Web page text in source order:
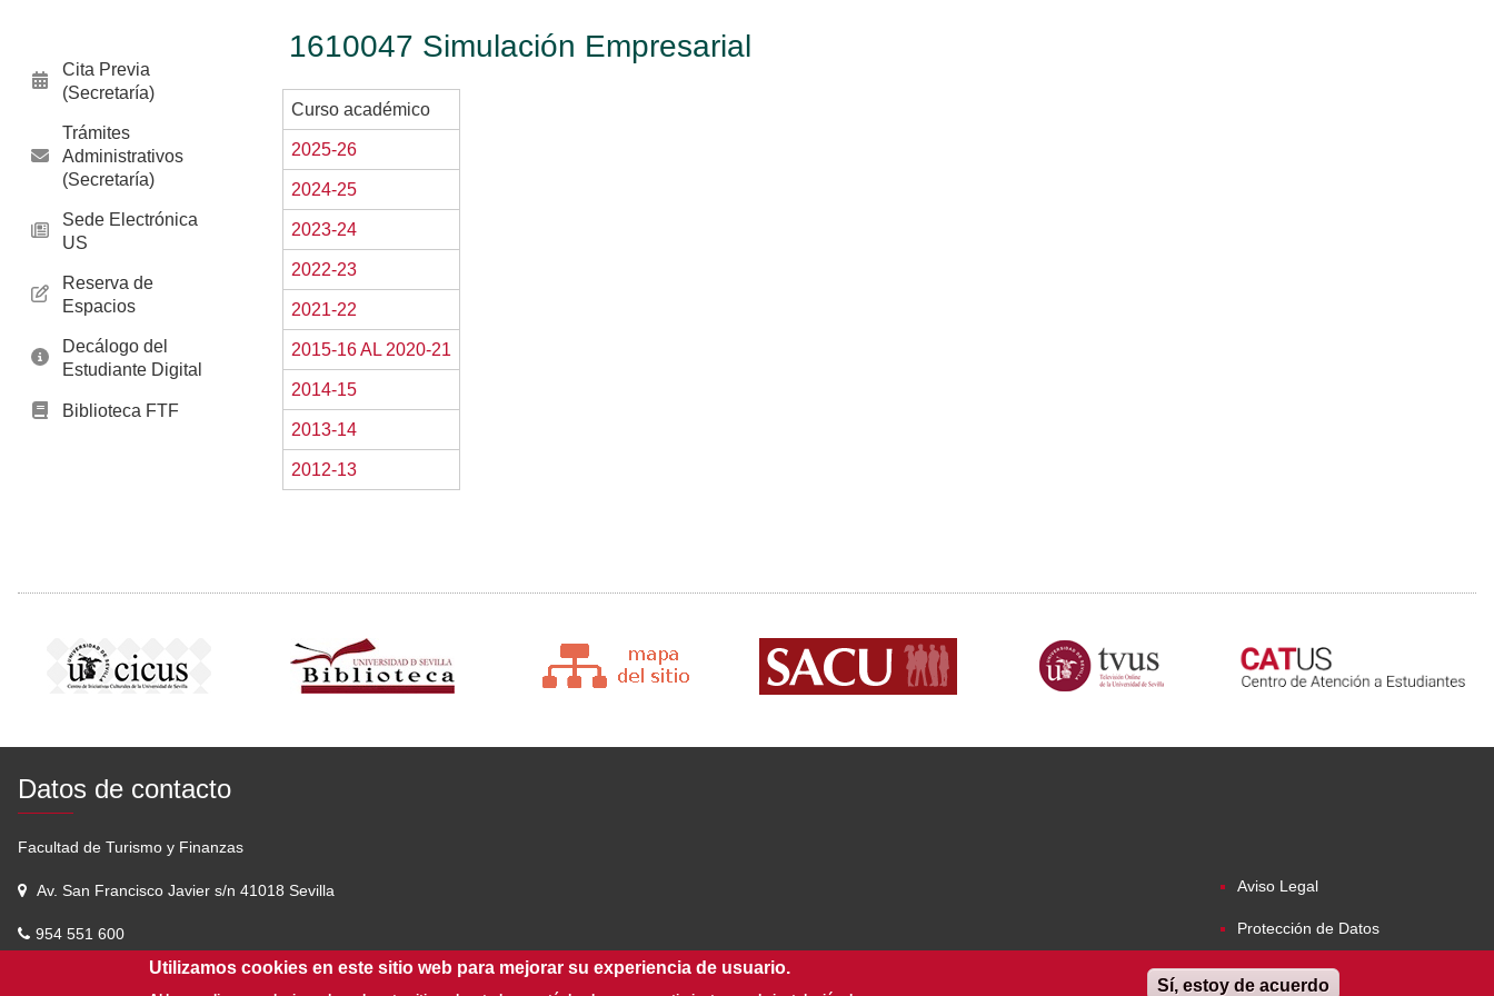
1610047 Simulación Empresarial
Curso académico
2025-26
2024-25
2023-24
2022-23
2021-22
2015-16 AL 2020-21
2014-15
2013-14
2012-13
Cita Previa
(Secretaría)
Trámites
Administrativos
(Secretaría)
Sede Electrónica
US
Reserva de
Espacios
Decálogo del
Estudiante Digital
Biblioteca FTF
Datos de contacto
Facultad de Turismo y Finanzas
Av. San Francisco Javier s/n 41018 Sevilla
954 551 600
Aviso Legal
Protección de Datos
Accesibilidad
Utilizamos cookies en este sitio web para mejorar su experiencia de usuario.
Sí, estoy de acuerdo